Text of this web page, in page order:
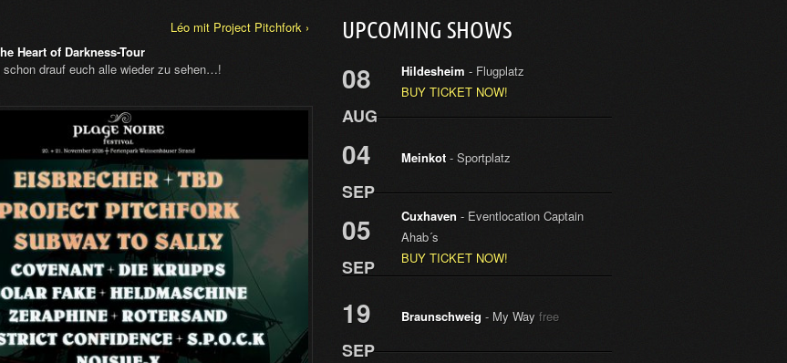
Léo mit Project Pitchfork ›
Heart of Darkness-Tour
drauf euch alle wieder zu sehen…!
UPCOMING SHOWS
08
AUG
Hildesheim- Flugplatz
BUY TICKET NOW!
04
SEP
Meinkot - Sportplatz
05
SEP
Cuxhaven - Eventlocation Captain
Ahab´s
BUY TICKET NOW!
19
SEP
Braunschweig - My Wayfree